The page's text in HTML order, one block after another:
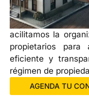
acilitamos la
propietarios para
eficiente y
régimen de
AGENDA TU